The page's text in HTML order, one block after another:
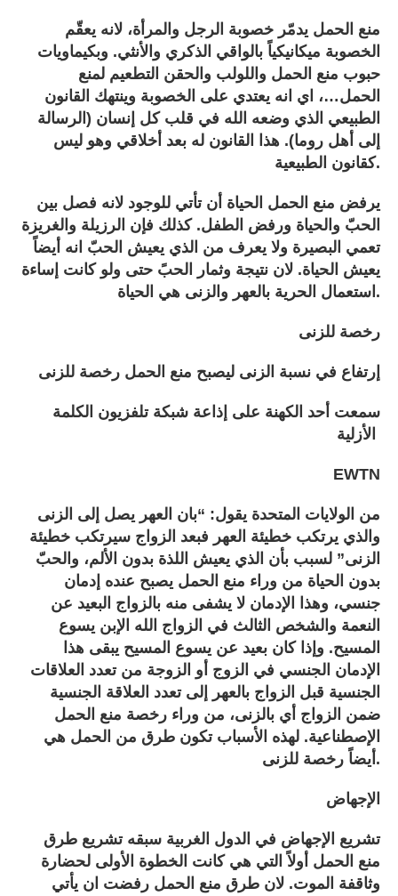
منع الحمل يدمّر خصوبة الرجل والمرأة، لانه يعقّم
الخصوبة ميكانيكياً بالواقي الذكري والأنثي. وبكيماويات
حبوب منع الحمل واللولب والحقن التطعيم لمنع
الحمل…، اي انه يعتدي على الخصوبة وينتهك القانون
الطبيعي الذي وضعه الله في قلب كل إنسان (الرسالة
إلى أهل روما). هذا القانون له بعد أخلاقي وهو ليس
كقانون الطبيعية.
يرفض منع الحمل الحياة أن تأتي للوجود لانه فصل بين
الحبّ والحياة ورفض الطفل. كذلك فإن الرزيلة والغريزة
تعمي البصيرة ولا يعرف من الذي يعيش الحبّ انه أيضاً
يعيش الحياة. لان نتيجة وثمار الحبً حتى ولو كانت إساءة
استعمال الحرية بالعهر والزنى هي الحياة.
رخصة للزنى
إرتفاع في نسبة الزنى ليصبح منع الحمل رخصة للزنى
سمعت أحد الكهنة على إذاعة شبكة تلفزيون الكلمة
EWTN
والذي يرتكب خطيئة العهر فبعد الزواج سيرتكب خطيئة
الزنى” لسبب بأن الذي يعيش اللذة بدون الألم، والحبّ
بدون الحياة من وراء منع الحمل يصبح عنده إدمان
جنسي، وهذا الإدمان لا يشفى منه بالزواج البعيد عن
النعمة والشخص الثالث في الزواج الله الإبن يسوع
المسيح. وإذا كان بعيد عن يسوع المسيح يبقى هذا
الإدمان الجنسي في الزوج أو الزوجة من تعدد العلاقات
الجنسية قبل الزواج بالعهر إلى تعدد العلاقة الجنسية
ضمن الزواج أي بالزنى، من وراء رخصة منع الحمل
الإصطناعية. لهذه الأسباب تكون طرق من الحمل هي
أيضاً رخصة للزنى.
الإجهاض
تشريع الإجهاض في الدول الغربية سبقه تشريع طرق
منع الحمل أولاً التي هي كانت الخطوة الأولى لحضارة
وثاقفة الموت. لان طرق منع الحمل رفضت ان يأتي